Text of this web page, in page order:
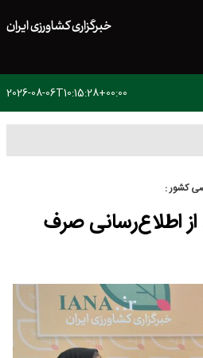
خبرگزاری کشاورزی ایران
2026-08-06T10:15:28+00:00
کشور :
اطلاع‌رسانی صرف